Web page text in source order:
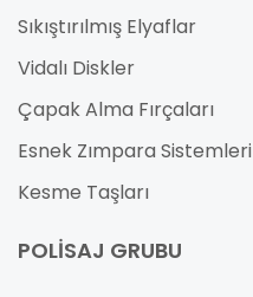
Sıkıştırılmış Elyaflar
Vidalı Diskler
Çapak Alma Fırçaları
Esnek Zımpara Sistemleri
Kesme Taşları
POLISAJ GRUBU